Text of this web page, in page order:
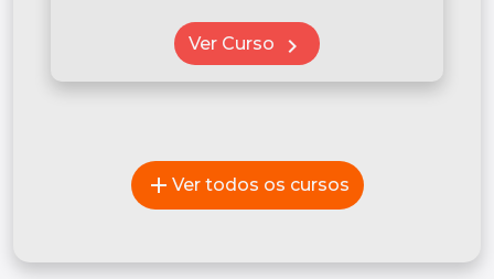
Ver Curso chevron_right
add Ver todos os cursos